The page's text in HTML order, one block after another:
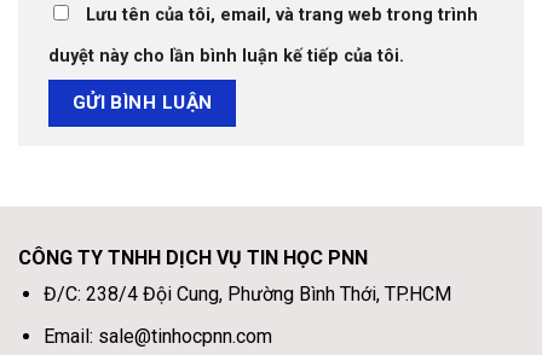
Lưu tên của tôi, email, và trang web trong trình
duyệt này cho lần bình luận kế tiếp của tôi.
CÔNG TY TNHH DỊCH VỤ TIN HỌC PNN
Đ/C: 238/4 Đội Cung, Phường Bình Thới, TP.HCM
Email: sale@tinhocpnn.com